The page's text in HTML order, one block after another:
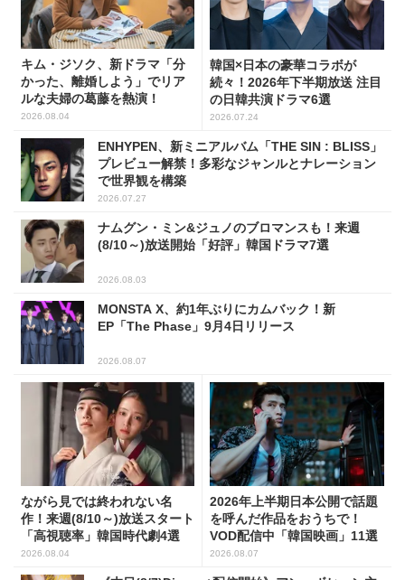
キム・ジソク、新ドラマ「分
かった、離婚しよう」でリア
ルな夫婦の葛藤を熱演！
2026.08.04
韓国×日本の豪華コラボが
続々！2026年下半期放送 注目
の日韓共演ドラマ6選
2026.07.24
ENHYPEN、新ミニアルバム「THE SIN : BLISS」
プレビュー解禁！多彩なジャンルとナレーション
で世界観を構築
2026.07.27
ナムグン・ミン&ジュノのブロマンスも！来週
(8/10～)放送開始「好評」韓国ドラマ7選
2026.08.03
MONSTA X、約1年ぶりにカムバック！新
EP「The Phase」9月4日リリース
2026.08.07
ながら見では終われない名
作！来週(8/10～)放送スタート
「高視聴率」韓国時代劇4選
2026.08.04
2026年上半期日本公開で話題
を呼んだ作品をおうちで！
VOD配信中「韓国映画」11選
2026.08.07